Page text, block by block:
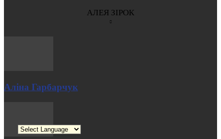
АЛЕЯ ЗІРОК
Аліна Гарбарчук